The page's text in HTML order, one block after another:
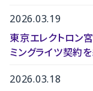
2026.03.19
東京エレクトロン
ミングライツ契約
2026.03.18